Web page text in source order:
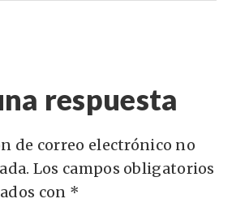
respuesta
de correo electrónico no
Los campos obligatorios
con *